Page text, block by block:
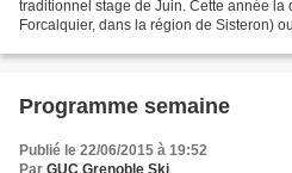
traditionnel stage de Juin. Cette année la
Forcalquier, dans la région de Sisteron)
Programme semaine
Publié le 22/06/2015 à 19:52
Par GUC Grenoble Ski